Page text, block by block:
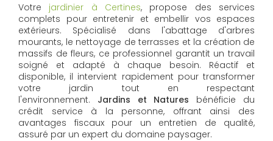
Votre jardinier à Certines, propose des services
complets pour entretenir et embellir vos espaces
extérieurs. Spécialisé dans l'abattage d'arbres
mourants, le nettoyage de terrasses et la création de
massifs de fleurs, ce professionnel garantit un travail
soigné et adapté à chaque besoin. Réactif et
disponible, il intervient rapidement pour transformer
votre jardin tout en respectant
l'environnement. Jardins et Natures bénéficie du
crédit service à la personne, offrant ainsi des
avantages fiscaux pour un entretien de qualité,
assuré par un expert du domaine paysager.